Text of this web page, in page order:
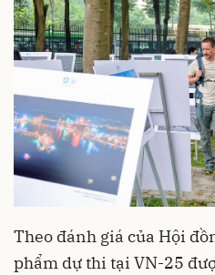
Theo đánh giá của Hội
phẩm dự thi tại VN-25